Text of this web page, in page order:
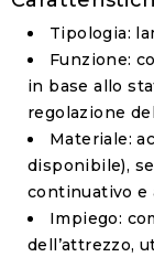
Tipologia:
Funzione:
in base allo
regolazione
Materiale:
disponibile),
continuativo e
Impiego:
dell’attrezzo,